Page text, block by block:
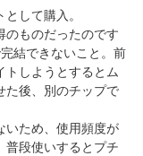
して購入。
のものだったのです
結できないこと。前
トしようとするとム
た後、別のチップで
いため、使用頻度が
普段使いするとプチ